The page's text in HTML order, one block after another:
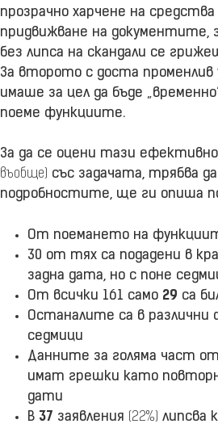
прозрачно харчене на
придвижване на документите,
без липса на скандали се
За второто с доста променлив
имаше за цел да бъде
поеме функциите.
За да се оцени тази
въобще) със задачата, трябва
подробностите, ще ги опиша
От поемането на
30 от тях са подадени в
задна дата, но с поне
От всички 161 само 29 са
Останалите са в различни
седмици
Данните за голяма част
имат грешки като
дати
В 37 заявления (22%) липсва